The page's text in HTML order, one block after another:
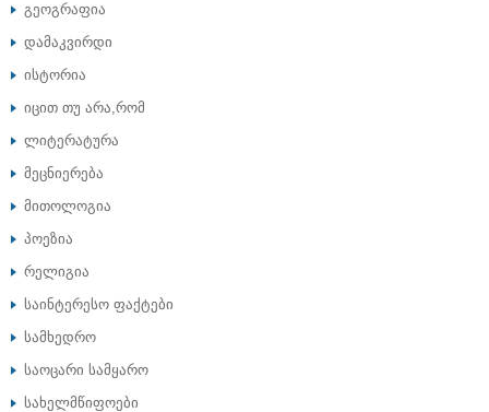
გეოგრაფია
დამაკვირდი
ისტორია
იცით თუ არა,რომ
ლიტერატურა
მეცნიერება
მითოლოგია
პოეზია
რელიგია
საინტერესო ფაქტები
სამხედრო
საოცარი სამყარო
სახელმწიფოები